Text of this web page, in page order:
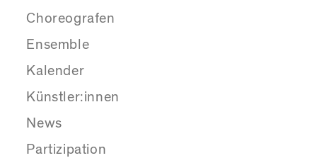
Choreografen
Ensemble
Kalender
Künstler:innen
News
Partizipation